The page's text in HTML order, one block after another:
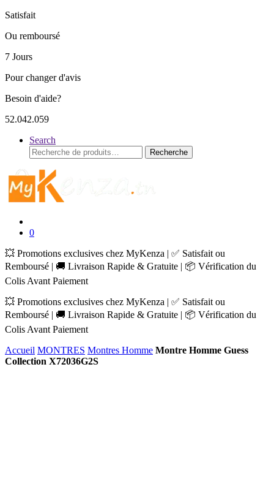
Satisfait
Ou remboursé
7 Jours
Pour changer d'avis
Besoin d'aide?
52.042.059
Search
Recherche
pour :
Recherche
0
💥 Promotions exclusives chez MyKenza | ✅ Satisfait ou
Remboursé | 🚚 Livraison Rapide & Gratuite | 📦 Vérification du
Colis Avant Paiement
💥 Promotions exclusives chez MyKenza | ✅ Satisfait ou
Remboursé | 🚚 Livraison Rapide & Gratuite | 📦 Vérification du
Colis Avant Paiement
Accueil MONTRES Montres Homme Montre Homme Guess
Collection X72036G2S